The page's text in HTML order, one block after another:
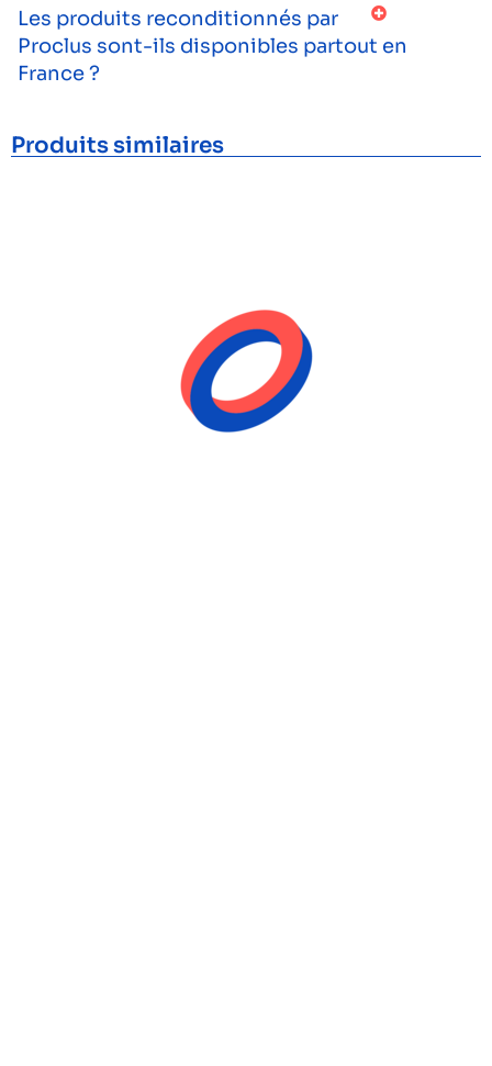
Les produits reconditionnés par
Proclus sont-ils disponibles partout en
France ?
Produits similaires